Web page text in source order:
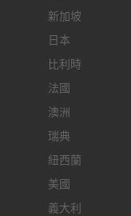
新加坡
日本
比利時
法國
澳洲
瑞典
紐西蘭
美國
義大利